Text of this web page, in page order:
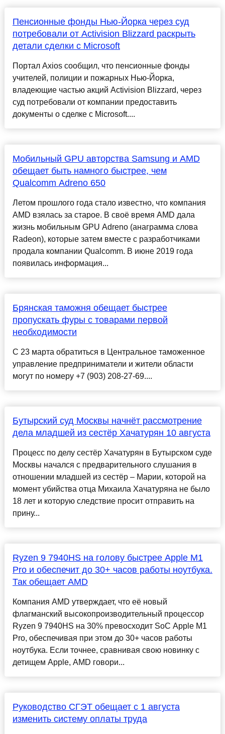
Пенсионные фонды Нью-Йорка через суд
потребовали от Activision Blizzard раскрыть
детали сделки с Microsoft
Портал Axios сообщил, что пенсионные фонды
учителей, полиции и пожарных Нью-Йорка,
владеющие частью акций Activision Blizzard, через
суд потребовали от компании предоставить
документы о сделке с Microsoft....
Мобильный GPU авторства Samsung и AMD
обещает быть намного быстрее, чем
Qualcomm Adreno 650
Летом прошлого года стало известно, что компания
AMD взялась за старое. В своё время AMD дала
жизнь мобильным GPU Adreno (анаграмма слова
Radeon), которые затем вместе с разработчиками
продала компании Qualcomm. В июне 2019 года
появилась информация...
Брянская таможня обещает быстрее
пропускать фуры с товарами первой
необходимости
С 23 марта обратиться в Центральное таможенное
управление предприниматели и жители области
могут по номеру +7 (903) 208-27-69....
Бутырский суд Москвы начнёт рассмотрение
дела младшей из сестёр Хачатурян 10 августа
Процесс по делу сестёр Хачатурян в Бутырском суде
Москвы начался с предварительного слушания в
отношении младшей из сестёр – Марии, которой на
момент убийства отца Михаила Хачатуряна не было
18 лет и которую следствие просит отправить на
прину...
Ryzen 9 7940HS на голову быстрее Apple M1
Pro и обеспечит до 30+ часов работы ноутбука.
Так обещает AMD
Компания AMD утверждает, что её новый
флагманский высокопроизводительный процессор
Ryzen 9 7940HS на 30% превосходит SoC Apple M1
Pro, обеспечивая при этом до 30+ часов работы
ноутбука. Если точнее, сравнивая свою новинку с
детищем Apple, AMD говори...
Руководство СГЭТ обещает с 1 августа
изменить систему оплаты труда